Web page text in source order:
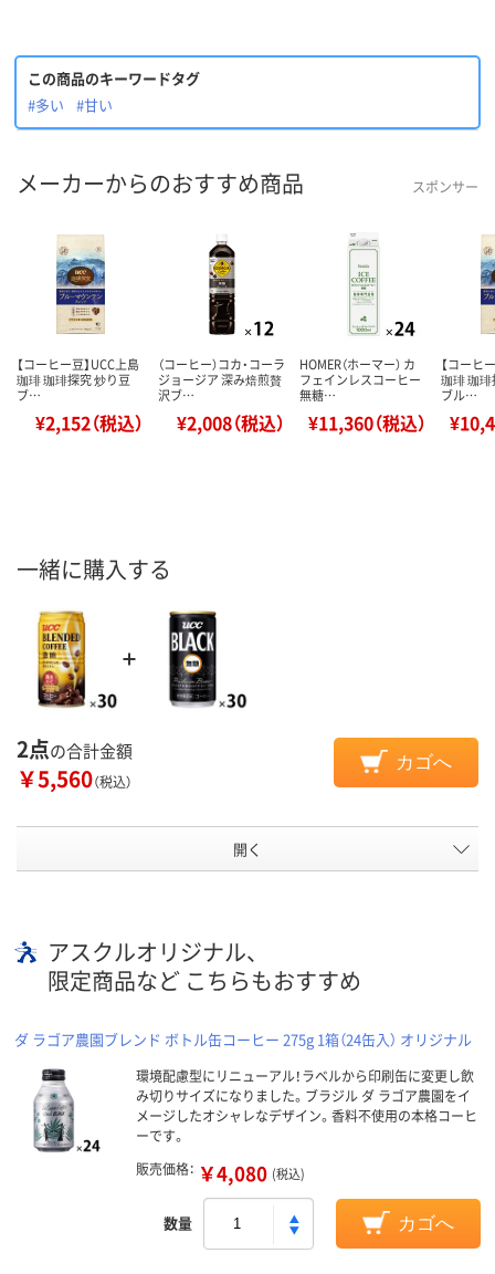
この商品のキーワードタグ
#多い
#甘い
メーカーからのおすすめ商品 スポンサー
【コーヒー豆】UCC上島
珈琲 珈琲探究 炒り豆
ブ…
¥2,152（税込）
（コーヒー）コカ・コーラ
ジョージア 深み焙煎贅
沢ブ…
¥2,008（税込）
HOMER（ホーマー） カ
フェインレスコーヒー
無糖…
¥11,360（税込）
【コーヒ
珈琲 珈
ブル…
一緒に購入する
2点の合計金額
￥5,560（税込）
カゴへ
開く
アスクルオリジナル、
限定商品など こちらもおすすめ
ダ ラゴア農園ブレンド ボトル缶コーヒー 275g 1箱（24缶入） オリジナル
環境配慮型にリニューアル！ラベルから印刷缶に変更し飲
み切りサイズになりました。ブラジル ダ ラゴア農園をイ
メージしたオシャレなデザイン。香料不使用の本格コーヒ
ーです。
販売価格： ￥4,080 (税込)
数量 カゴへ